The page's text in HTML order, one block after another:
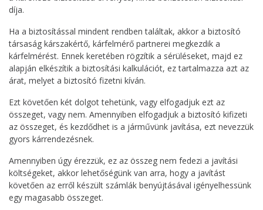
díja.
Ha a biztosítással mindent rendben találtak, akkor a biztosító
társaság kárszakértő, kárfelmérő partnerei megkezdik a
kárfelmérést. Ennek keretében rögzítik a sérüléseket, majd ez
alapján elkészítik a biztosítási kalkulációt, ez tartalmazza azt az
árat, melyet a biztosító fizetni kíván.
Ezt követően két dolgot tehetünk, vagy elfogadjuk ezt az
összeget, vagy nem. Amennyiben elfogadjuk a biztosító kifizeti
az összeget, és kezdődhet is a járművünk javítása, ezt nevezzük
gyors kárrendezésnek.
Amennyiben úgy érezzük, ez az összeg nem fedezi a javítási
költségeket, akkor lehetőségünk van arra, hogy a javítást
követően az erről készült számlák benyújtásával igényelhessünk
egy magasabb összeget.